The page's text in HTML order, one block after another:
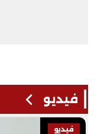
فيديو
فيديو